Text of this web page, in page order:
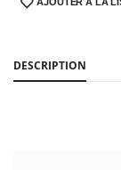
SHARE:
DESCRIPTION